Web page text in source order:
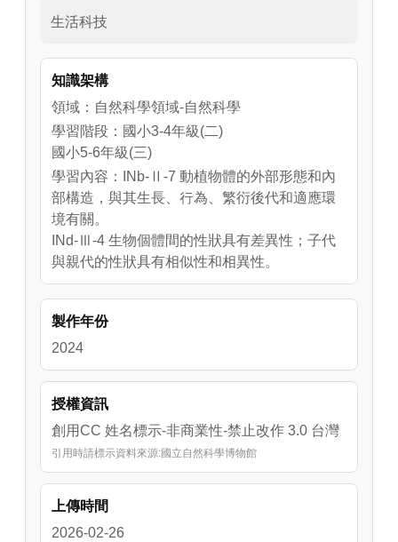
生活科技
知識架構
領域：自然科學領域-自然科學
學習階段：國小3-4年級(二)
國小5-6年級(三)
學習內容：INb-Ⅱ-7 動植物體的外部形態和內
部構造，與其生長、行為、繁衍後代和適應環
境有關。
INd-Ⅲ-4 生物個體間的性狀具有差異性；子代
與親代的性狀具有相似性和相異性。
製作年份
2024
授權資訊
創用CC 姓名標示-非商業性-禁止改作 3.0 台灣
引用時請標示資料來源:國立自然科學博物館
上傳時間
2026-02-26